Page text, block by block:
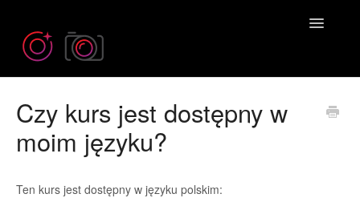
Toggle
Need more help? Contact us at
Emil@iPhonePhotographySchool.com
Czy kurs jest dostępny w
moim języku?
Ten kurs jest dostępny w języku polskim: